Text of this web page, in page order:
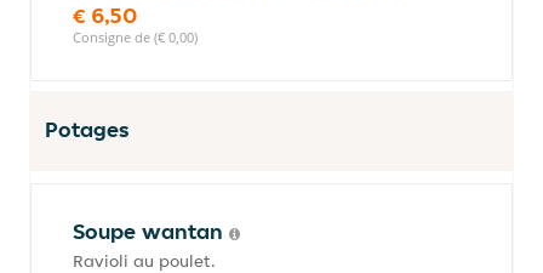
€ 6,50
Consigne de (€ 0,00)
Potages
Soupe wantan
Ravioli au poulet.